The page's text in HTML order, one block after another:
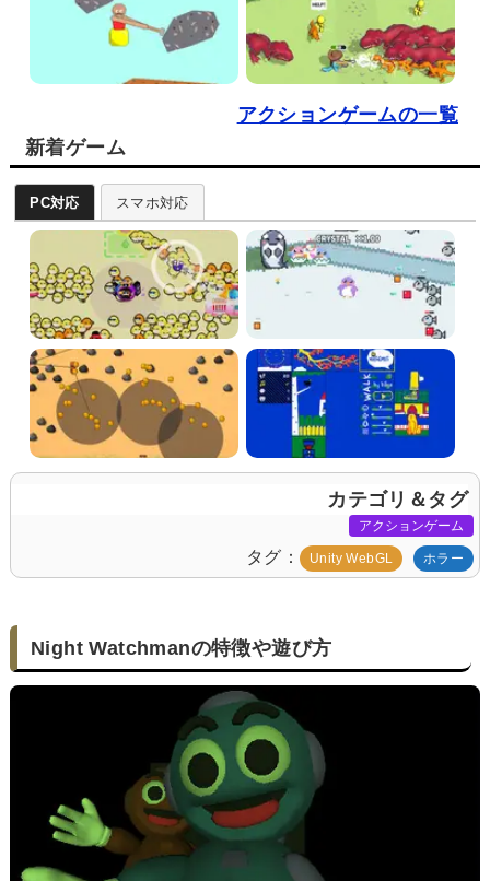
アクションゲームの一覧
新着ゲーム
PC対応 スマホ対応
カテゴリ＆タグ
アクションゲーム
タグ Unity WebGL ホラー
Night Watchmanの特徴や遊び方